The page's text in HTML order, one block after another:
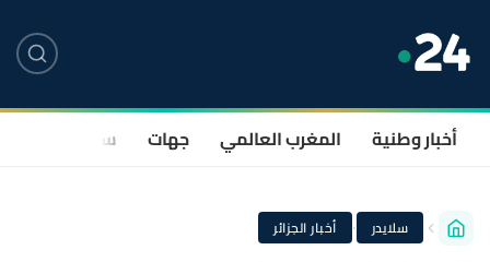
أخبار وطنية المغرب العالمي جهات سياسة
سلايدر · أخبار الجزائر